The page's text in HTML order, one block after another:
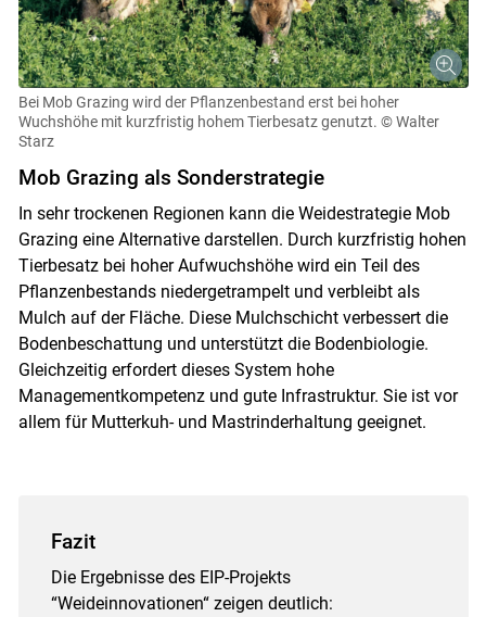
Bei Mob Grazing wird der Pflanzenbestand erst bei hoher
Wuchshöhe mit kurzfristig hohem Tierbesatz genutzt. © Walter
Starz
Mob Grazing als Sonderstrategie
In sehr trockenen Regionen kann die Weidestrategie Mob
Grazing eine Alternative darstellen. Durch kurzfristig hohen
Tierbesatz bei hoher Aufwuchshöhe wird ein Teil des
Pflanzenbestands niedergetrampelt und verbleibt als
Mulch auf der Fläche. Diese Mulchschicht verbessert die
Bodenbeschattung und unterstützt die Bodenbiologie.
Gleichzeitig erfordert dieses System hohe
Managementkompetenz und gute Infrastruktur. Sie ist vor
allem für Mutterkuh- und Mastrinderhaltung geeignet.
Fazit
Die Ergebnisse des EIP-Projekts
“Weideinnovationen“ zeigen deutlich: